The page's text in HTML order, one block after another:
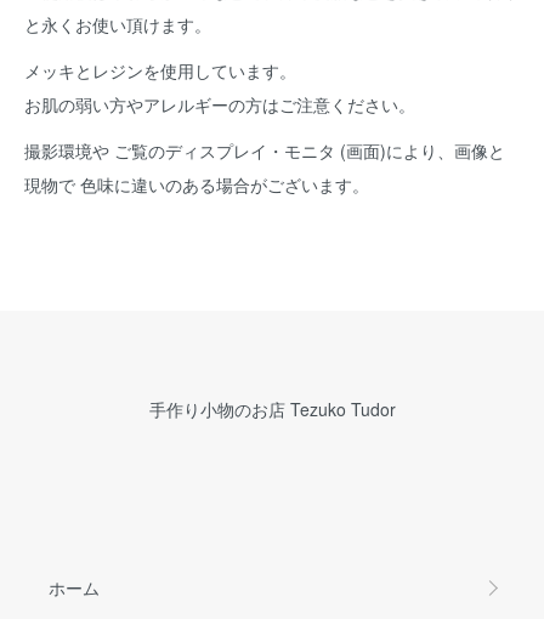
と永くお使い頂けます。
メッキとレジンを使用しています。
お肌の弱い方やアレルギーの方はご注意ください。
撮影環境や ご覧のディスプレイ・モニタ (画面)により、画像と
現物で 色味に違いのある場合がございます。
手作り小物のお店 Tezuko Tudor
ホーム